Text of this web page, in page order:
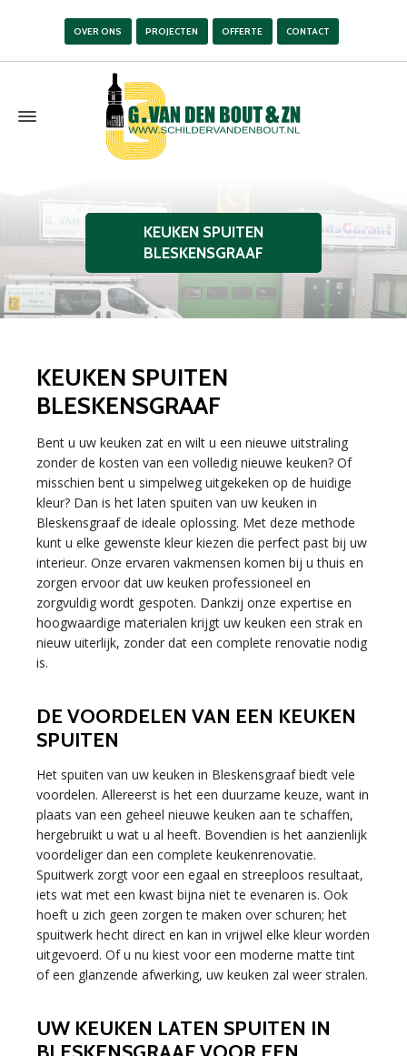
OVER ONS PROJECTEN OFFERTE CONTACT
KEUKEN SPUITEN
BLESKENSGRAAF
KEUKEN SPUITEN
BLESKENSGRAAF
Bent u uw keuken zat en wilt u een nieuwe uitstraling
zonder de kosten van een volledig nieuwe keuken? Of
misschien bent u simpelweg uitgekeken op de huidige
kleur? Dan is het laten spuiten van uw keuken in
Bleskensgraaf de ideale oplossing. Met deze methode
kunt u elke gewenste kleur kiezen die perfect past bij uw
interieur. Onze ervaren vakmensen komen bij u thuis en
zorgen ervoor dat uw keuken professioneel en
zorgvuldig wordt gespoten. Dankzij onze expertise en
hoogwaardige materialen krijgt uw keuken een strak en
nieuw uiterlijk, zonder dat een complete renovatie nodig
is.
DE VOORDELEN VAN EEN KEUKEN
SPUITEN
Het spuiten van uw keuken in Bleskensgraaf biedt vele
voordelen. Allereerst is het een duurzame keuze, want in
plaats van een geheel nieuwe keuken aan te schaffen,
hergebruikt u wat u al heeft. Bovendien is het aanzienlijk
voordeliger dan een complete keukenrenovatie.
Spuitwerk zorgt voor een egaal en streeploos resultaat,
iets wat met een kwast bijna niet te evenaren is. Ook
hoeft u zich geen zorgen te maken over schuren; het
spuitwerk hecht direct en kan in vrijwel elke kleur worden
uitgevoerd. Of u nu kiest voor een moderne matte tint
of een glanzende afwerking, uw keuken zal weer stralen.
UW KEUKEN LATEN SPUITEN IN